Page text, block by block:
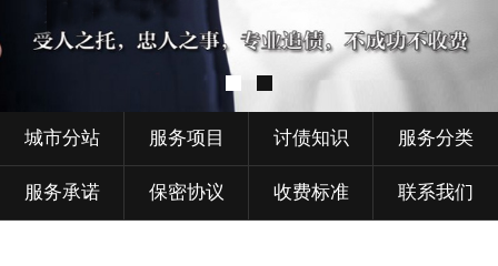
城市分站 服务项目 讨债知识 服务分类
服务承诺 保密协议 收费标准 联系我们